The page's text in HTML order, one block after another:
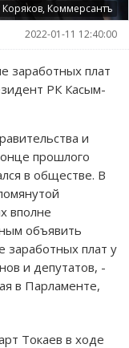
Коммерсантъ
2022-01-11 12:40:00
заработных плат
РК Касым-
и
прошлого
в обществе. В
вполне
объявить
заработных плат у
и депутатов, -
в Парламенте,
Токаев в ходе